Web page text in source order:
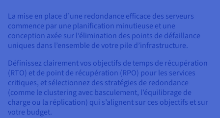
La mise en place d’une redondance efficace des serveurs
commence par une planification minutieuse et une
conception axée sur l’élimination des points de défaillance
uniques dans l’ensemble de votre pile d’infrastructure.
Définissez clairement vos objectifs de temps de récupération
(RTO) et de point de récupération (RPO) pour les services
critiques, et sélectionnez des stratégies de redondance
(comme le clustering avec basculement, l’équilibrage de
charge ou la réplication) qui s’alignent sur ces objectifs et sur
votre budget.